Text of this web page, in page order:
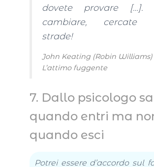
dovete provare […].
cambiare, cercate
strade!
John Keating (Robin Williams)
L’attimo fuggente
7. Dallo psicologo
quando entri ma
quando esci
Potrei essere d’accordo sul